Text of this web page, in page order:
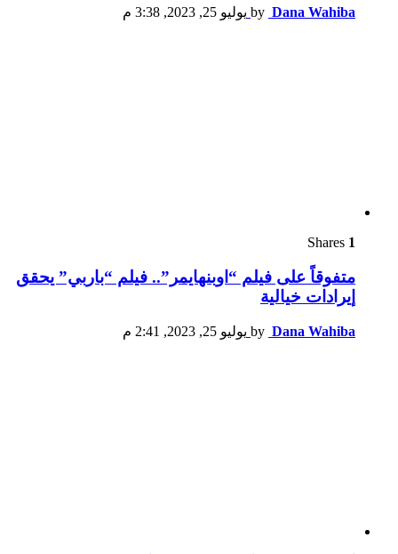
by Dana Wahiba يوليو 25, 2023, 3:38 م
1
متفوقاً على فيلم “اوبنهايمر”.. فيلم “باربي” يحقق
إيرادات خيالية
by Dana Wahiba يوليو 25, 2023, 2:41 م